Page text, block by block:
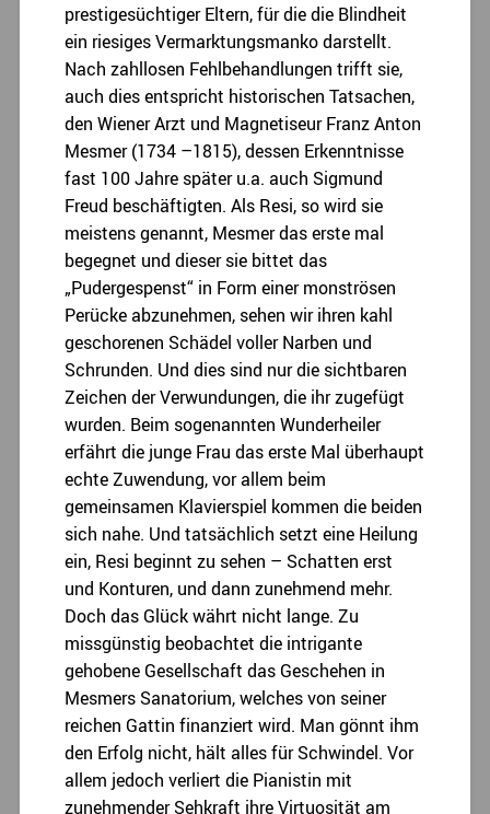
prestigesüchtiger Eltern, für die die Blindheit
ein riesiges Vermarktungsmanko darstellt.
Nach zahllosen Fehlbehandlungen trifft sie,
auch dies entspricht historischen Tatsachen,
den Wiener Arzt und Magnetiseur Franz Anton
Mesmer (1734 –1815), dessen Erkenntnisse
fast 100 Jahre später u.a. auch Sigmund
Freud beschäftigten. Als Resi, so wird sie
meistens genannt, Mesmer das erste mal
begegnet und dieser sie bittet das
„Pudergespenst“ in Form einer monströsen
Perücke abzunehmen, sehen wir ihren kahl
geschorenen Schädel voller Narben und
Schrunden. Und dies sind nur die sichtbaren
Zeichen der Verwundungen, die ihr zugefügt
wurden. Beim sogenannten Wunderheiler
erfährt die junge Frau das erste Mal überhaupt
echte Zuwendung, vor allem beim
gemeinsamen Klavierspiel kommen die beiden
sich nahe. Und tatsächlich setzt eine Heilung
ein, Resi beginnt zu sehen – Schatten erst
und Konturen, und dann zunehmend mehr.
Doch das Glück währt nicht lange. Zu
missgünstig beobachtet die intrigante
gehobene Gesellschaft das Geschehen in
Mesmers Sanatorium, welches von seiner
reichen Gattin finanziert wird. Man gönnt ihm
den Erfolg nicht, hält alles für Schwindel. Vor
allem jedoch verliert die Pianistin mit
zunehmender Sehkraft ihre Virtuosität am